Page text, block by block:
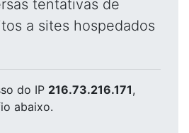
tentativas de
a sites hospedados
do IP 216.73.216.171,
abaixo.